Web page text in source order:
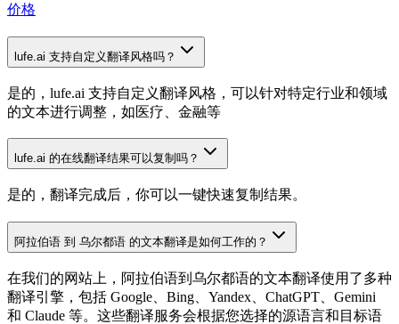
价格
lufe.ai 支持自定义翻译风格吗？
是的，lufe.ai 支持自定义翻译风格，可以针对特定行业和领域
的文本进行调整，如医疗、金融等
lufe.ai 的在线翻译结果可以复制吗？
是的，翻译完成后，你可以一键快速复制结果。
阿拉伯语 到 乌尔都语 的文本翻译是如何工作的？
在我们的网站上，阿拉伯语到乌尔都语的文本翻译使用了多种
翻译引擎，包括 Google、Bing、Yandex、ChatGPT、Gemini
和 Claude 等。这些翻译服务会根据您选择的源语言和目标语